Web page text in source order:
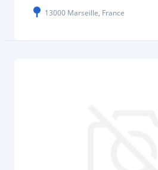
13000 Marseille, France